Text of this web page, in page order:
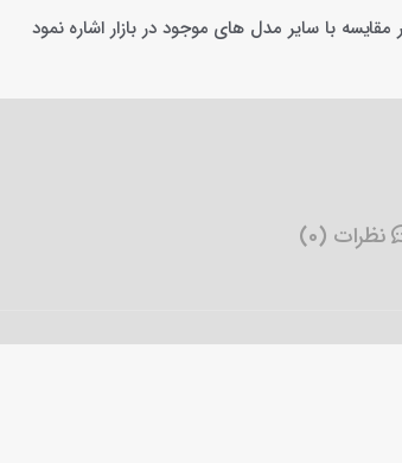
با سایر مدل های موجود در بازار اشاره نمود
نظرات (0)